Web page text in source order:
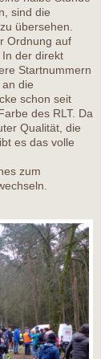
sind die
übersehen.
Ordnung auf
der direkt
Startnummern
die
schon seit
des RLT. Da
Qualität, die
es das volle
zum